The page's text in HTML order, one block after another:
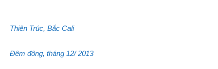
Thiên Trúc, Bắc Cali
Đêm đông, tháng 12/ 2013